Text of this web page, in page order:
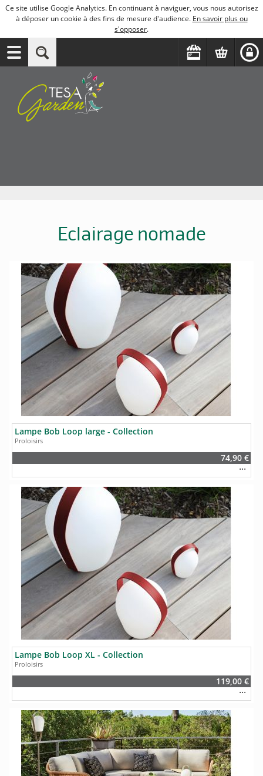
Ce site utilise Google Analytics. En continuant à naviguer, vous nous autorisez
à déposer un cookie à des fins de mesure d'audience. En savoir plus ou
s'opposer.
Eclairage nomade
Lampe Bob Loop large - Collection
Proloisirs
74,90 €
Lampe Bob Loop XL - Collection
Proloisirs
119,00 €